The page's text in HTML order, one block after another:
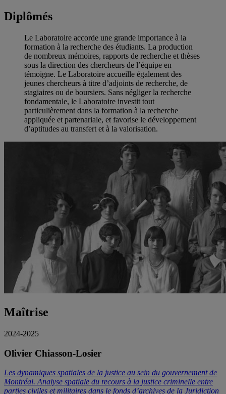
Diplômés
Le Laboratoire accorde une grande importance à la
formation à la recherche des étudiants. La production
de nombreux mémoires, rapports de recherche et thèses
sous la direction des chercheurs de l’équipe en
témoigne. Le Laboratoire accueille également des
jeunes chercheurs à titre d’adjoints de recherche, de
stagiaires ou de boursiers. Sans négliger la recherche
fondamentale, le Laboratoire investit tout
particulièrement dans la formation à la recherche
appliquée et partenariale, et favorise le développement
d’aptitudes au transfert et à la valorisation.
Maîtrise
2024-2025
Olivier Chiasson-Losier
Les dynamiques spatiales de la justice au sein du gouvernement de
Montréal. Analyse spatiale du recours à la justice criminelle entre
parties civiles et militaires dans le fonds d’archives de la Juridiction